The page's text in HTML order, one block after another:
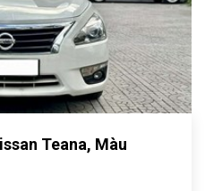
Teana, Màu